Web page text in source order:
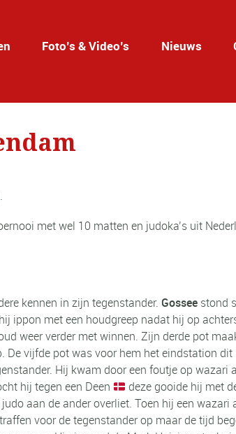
Foto’s & Video’s Nieuws
met wel 10 matten en judoka’s uit
kennen in zijn tegenstander. Gossee stond
ippon met een houdgreep nadat hij op
weer verder met winnen. Zijn derde pot
De vijfde pot was voor hem het eindstation dit
Hij kwam door een foutje op wazari
hij tegen een Deen
deze gooide hij met
aan de ander overliet. Toen hij een wazari
voor de tegenstander op maar de tijd